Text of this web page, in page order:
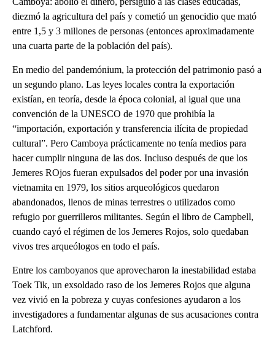
diezmó la agricultura del país y cometió un genocidio que mató
entre 1,5 y 3 millones de personas (entonces aproximadamente
una cuarta parte de la población del país).
En medio del pandemónium, la protección del patrimonio pasó a
un segundo plano. Las leyes locales contra la exportación
existían, en teoría, desde la época colonial, al igual que una
convención de la UNESCO de 1970 que prohibía la
“importación, exportación y transferencia ilícita de propiedad
cultural”. Pero Camboya prácticamente no tenía medios para
hacer cumplir ninguna de las dos. Incluso después de que los
Jemeres ROjos fueran expulsados del poder por una invasión
vietnamita en 1979, los sitios arqueológicos quedaron
abandonados, llenos de minas terrestres o utilizados como
refugio por guerrilleros militantes. Según el libro de Campbell,
cuando cayó el régimen de los Jemeres Rojos, solo quedaban
vivos tres arqueólogos en todo el país.
Entre los camboyanos que aprovecharon la inestabilidad estaba
Toek Tik, un exsoldado raso de los Jemeres Rojos que alguna
vez vivió en la pobreza y cuyas confesiones ayudaron a los
investigadores a fundamentar algunas de sus acusaciones contra
Latchford.